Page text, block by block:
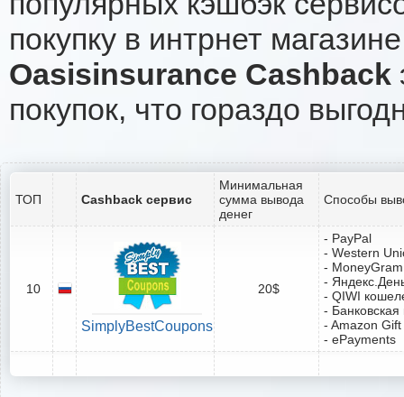
покупку в интрнет
Oasisinsurance Cashback
покупок, что гораздо
ТОП Cashback сервис
Минимальная
сумма вывода
денег
Способы
10
SimplyBestCoupons
20$
- PayPal
- Western
- MoneyGram
-
- QIWI
-
- Amazon
- ePayments